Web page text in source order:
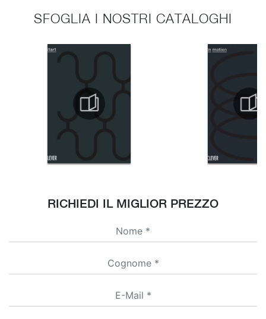
SFOGLIA I NOSTRI CATALOGHI
RICHIEDI IL MIGLIOR PREZZO